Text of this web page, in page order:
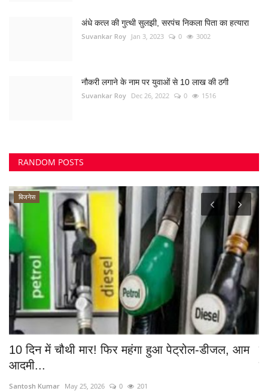
अंधे कत्ल की गुत्थी सुलझी, सरपंच निकला पिता का हत्यारा
Suvankar Roy Jan 3, 2023 0 3002
नौकरी लगाने के नाम पर युवाओं से 10 लाख की ठगी
Suvankar Roy Dec 26, 2022 0 1516
RANDOM POSTS
बिजनेस
10 दिन में चौथी मार! फिर महंगा हुआ पेट्रोल-डीजल, आम
आदमी...
Santosh Kumar May 25, 2026 0 201